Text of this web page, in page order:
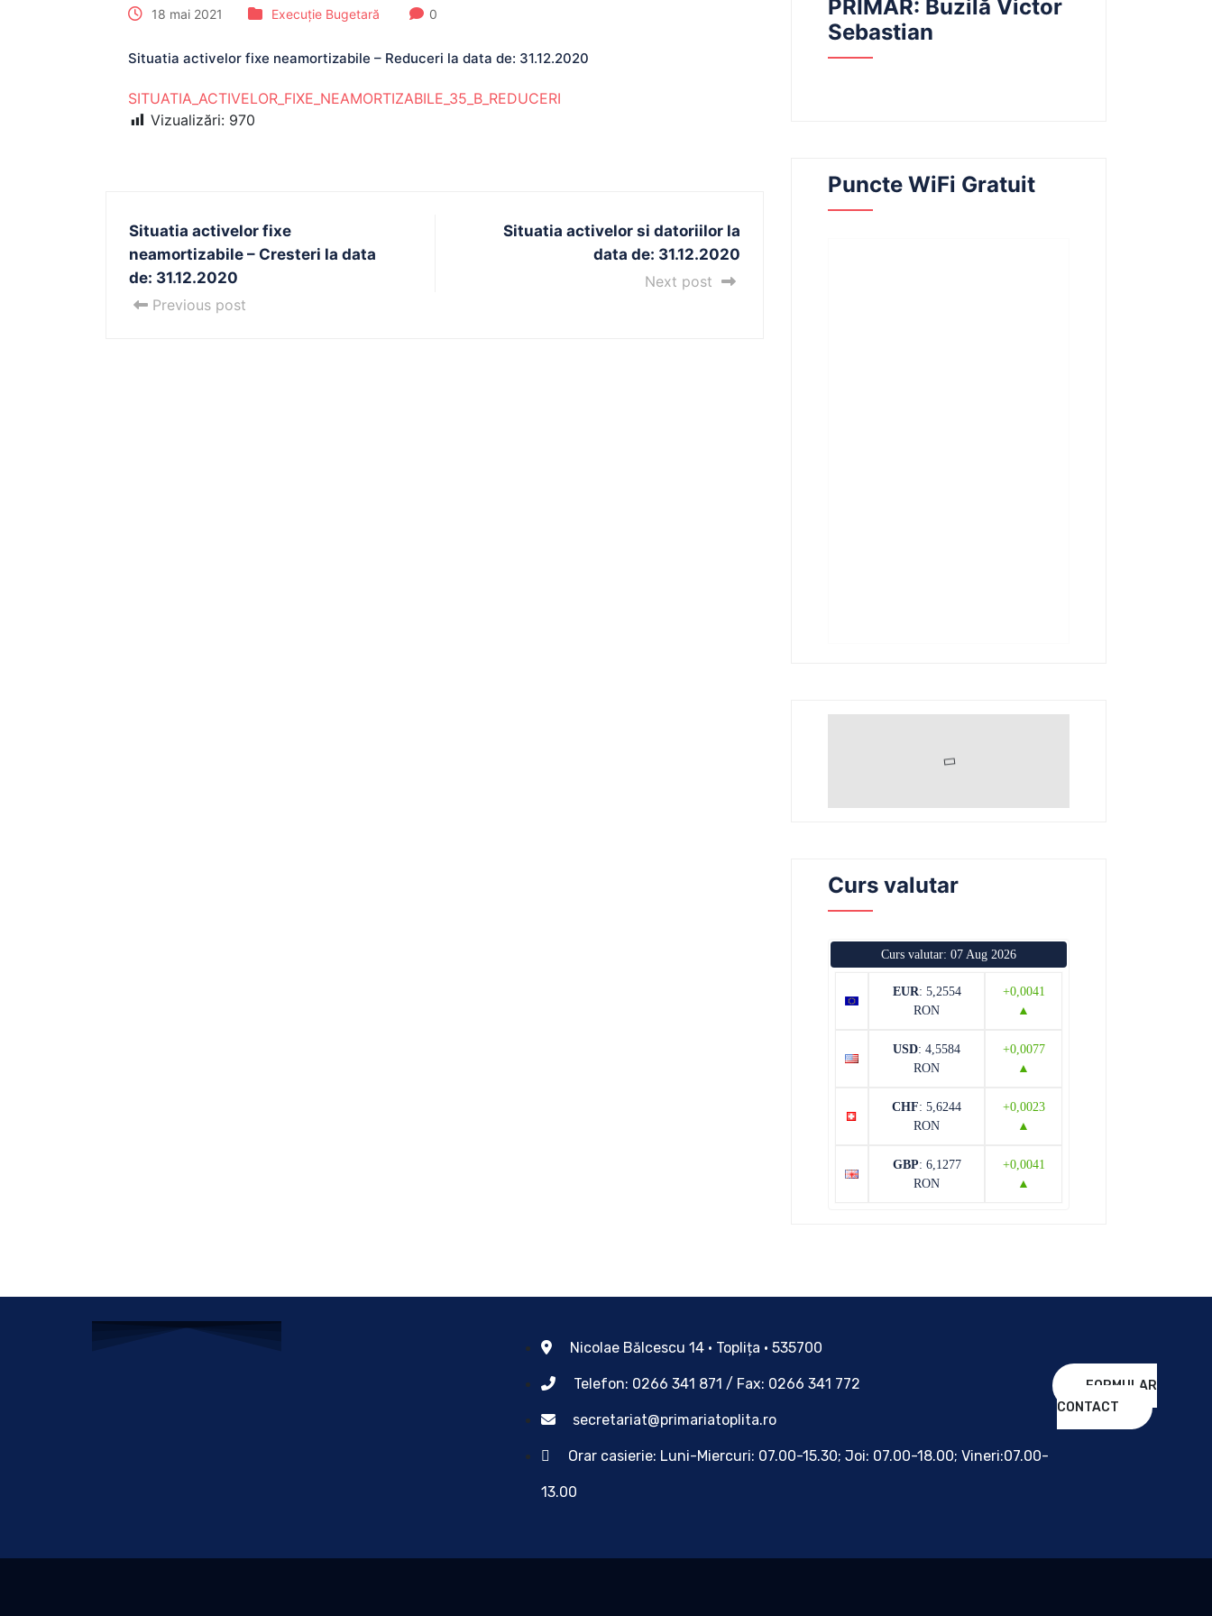
18 mai 2021 Execuție Bugetară 0
Situatia activelor fixe neamortizabile – Reduceri la data de: 31.12.2020
SITUATIA_ACTIVELOR_FIXE_NEAMORTIZABILE_35_B_REDUCERI
Vizualizări: 970
Situatia activelor fixe
neamortizabile – Cresteri la data
de: 31.12.2020
Previous post
Situatia activelor si datoriilor la
data de: 31.12.2020
Next post
PRIMAR: Buzilă Victor
Sebastian
Puncte WiFi Gratuit
Curs valutar
Curs valutar: 07 Aug 2026
EUR: 5,2554
RON
+0,0041
▲
USD: 4,5584
RON
+0,0077
▲
CHF: 5,6244
RON
+0,0023
▲
GBP: 6,1277
RON
+0,0041
▲
Nicolae Bălcescu 14 • Toplița • 535700
Telefon: 0266 341 871 / Fax: 0266 341 772
secretariat@primariatoplita.ro
Orar casierie: Luni-Miercuri: 07.00-15.30; Joi: 07.00-18.00; Vineri:07.00-
13.00
FORMULAR
CONTACT